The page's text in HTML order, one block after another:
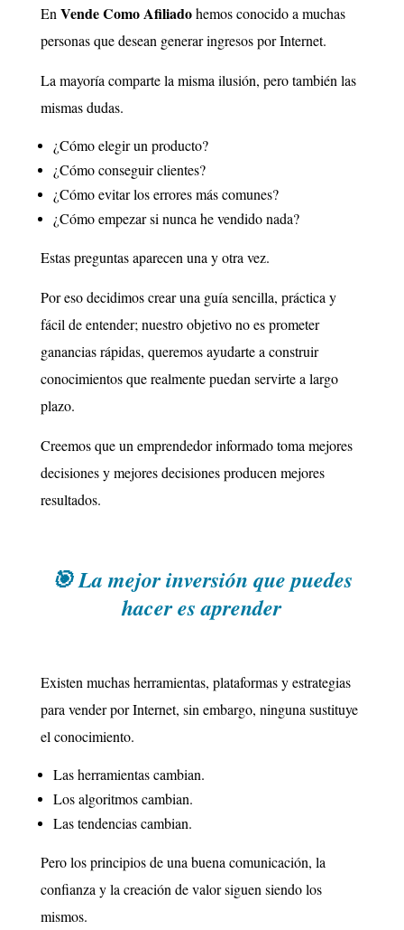
En Vende Como Afiliadohemos conocido a muchas
personas que desean generar ingresos por Internet.
La mayoría comparte la misma ilusión, pero también las
mismas dudas.
¿Cómo elegir un producto?
¿Cómo conseguir clientes?
¿Cómo evitar los errores más comunes?
¿Cómo empezar si nunca he vendido nada?
Estas preguntas aparecen una y otra vez.
Por eso decidimos crear una guía sencilla, práctica y
fácil de entender; nuestro objetivo no es prometer
ganancias rápidas, queremos ayudarte a construir
conocimientos que realmente puedan servirte a largo
plazo.
Creemos que un emprendedor informado toma mejores
decisiones y mejores decisiones producen mejores
resultados.
🎯 La mejor inversión que puedes
hacer es aprender
Existen muchas herramientas, plataformas y estrategias
para vender por Internet, sin embargo, ninguna sustituye
el conocimiento.
Las herramientas cambian.
Los algoritmos cambian.
Las tendencias cambian.
Pero los principios de una buena comunicación, la
confianza y la creación de valor siguen siendo los
mismos.